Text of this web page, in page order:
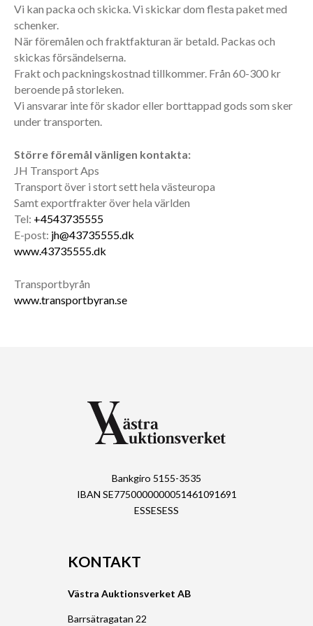
Vi kan packa och skicka. Vi skickar dom flesta paket med
schenker.
När föremålen och fraktfakturan är betald. Packas och
skickas försändelserna.
Frakt och packningskostnad tillkommer. Från 60-300 kr
beroende på storleken.
Vi ansvarar inte för skador eller borttappad gods som sker
under transporten.
Större föremål vänligen kontakta:
JH Transport Aps
Transport över i stort sett hela västeuropa
Samt exportfrakter över hela världen
Tel: +4543735555
E-post: jh@43735555.dk
www.43735555.dk
Transportbyrån
www.transportbyran.se
Bankgiro 5155-3535
IBAN SE7750000000051461091691
ESSESESS
KONTAKT
Västra Auktionsverket AB
Barrsätragatan 22